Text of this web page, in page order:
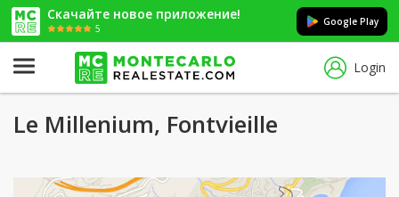
Скачайте новое приложение!
5
Google Play
Login
Le Millenium, Fontvieille